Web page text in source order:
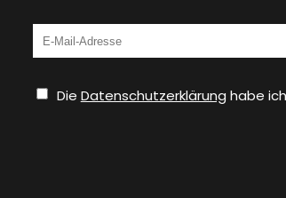
Die Datenschutzerklärung habe